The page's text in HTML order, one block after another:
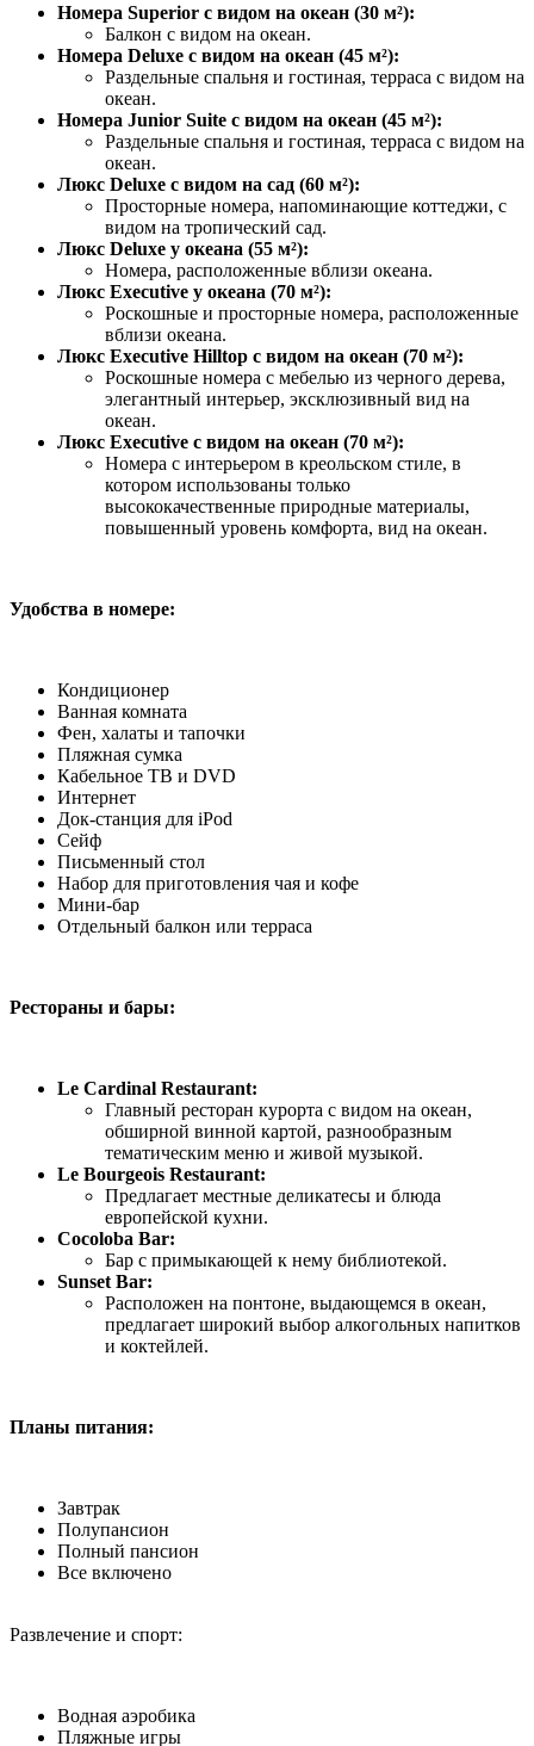
Номера Superior с видом на океан (30 м²):
Балкон с видом на океан.
Номера Deluxe с видом на океан (45 м²):
Раздельные спальня и гостиная, терраса с видом на
океан.
Номера Junior Suite с видом на океан (45 м²):
Раздельные спальня и гостиная, терраса с видом на
океан.
Люкс Deluxe с видом на сад (60 м²):
Просторные номера, напоминающие коттеджи, с
видом на тропический сад.
Люкс Deluxe у океана (55 м²):
Номера, расположенные вблизи океана.
Люкс Executive у океана (70 м²):
Роскошные и просторные номера, расположенные
вблизи океана.
Люкс Executive Hilltop с видом на океан (70 м²):
Роскошные номера с мебелью из черного дерева,
элегантный интерьер, эксклюзивный вид на
океан.
Люкс Executive с видом на океан (70 м²):
Номера с интерьером в креольском стиле, в
котором использованы только
высококачественные природные материалы,
повышенный уровень комфорта, вид на океан.
Удобства в номере:
Кондиционер
Ванная комната
Фен, халаты и тапочки
Пляжная сумка
Кабельное ТВ и DVD
Интернет
Док-станция для iPod
Сейф
Письменный стол
Набор для приготовления чая и кофе
Мини-бар
Отдельный балкон или терраса
Рестораны и бары:
Le Cardinal Restaurant:
Главный ресторан курорта с видом на океан,
обширной винной картой, разнообразным
тематическим меню и живой музыкой.
Le Bourgeois Restaurant:
Предлагает местные деликатесы и блюда
европейской кухни.
Cocoloba Bar:
Бар с примыкающей к нему библиотекой.
Sunset Bar:
Расположен на понтоне, выдающемся в океан,
предлагает широкий выбор алкогольных напитков
и коктейлей.
Планы питания:
Завтрак
Полупансион
Полный пансион
Все включено
Развлечение и спорт:
Водная аэробика
Пляжные игры